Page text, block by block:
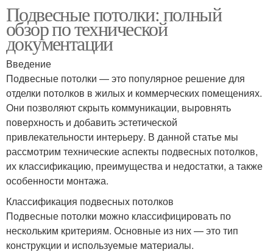
Подвесные потолки: полный
обзор по технической
документации
Введение
Подвесные потолки — это популярное решение для
отделки потолков в жилых и коммерческих помещениях.
Они позволяют скрыть коммуникации, выровнять
поверхность и добавить эстетической
привлекательности интерьеру. В данной статье мы
рассмотрим технические аспекты подвесных потолков,
их классификацию, преимущества и недостатки, а также
особенности монтажа.
Классификация подвесных потолков
Подвесные потолки можно классифицировать по
нескольким критериям. Основные из них — это тип
конструкции и используемые материалы.